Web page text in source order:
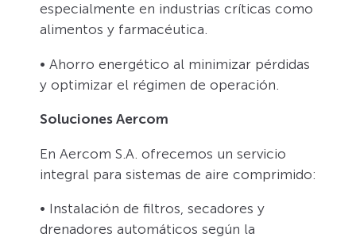
especialmente en industrias críticas como
alimentos y farmacéutica.
• Ahorro energético al minimizar pérdidas
y optimizar el régimen de operación.
Soluciones Aercom
En Aercom S.A. ofrecemos un servicio
integral para sistemas de aire comprimido:
• Instalación de filtros, secadores y
drenadores automáticos según la